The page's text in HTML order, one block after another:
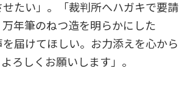
たい」。「裁判所へハガキで要請
年筆のねつ造を明らかにした
届けてほしい。お力添えを心から
ろしくお願いします」。